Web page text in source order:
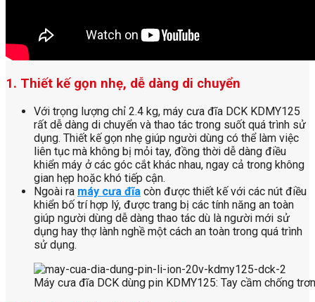
1. Thiết kế gọn nhẹ, dễ dàng di chuyển
Với trọng lượng chỉ 2.4 kg, máy cưa đĩa DCK KDMY125
rất dễ dàng di chuyển và thao tác trong suốt quá trình sử
dụng. Thiết kế gọn nhẹ giúp người dùng có thể làm việc
liên tục mà không bị mỏi tay, đồng thời dễ dàng điều
khiển máy ở các góc cắt khác nhau, ngay cả trong không
gian hẹp hoặc khó tiếp cận.
Ngoài ra máy cưa đĩa còn được thiết kế với các nút điều
khiển bố trí hợp lý, được trang bị các tính năng an toàn
giúp người dùng dễ dàng thao tác dù là người mới sử
dụng hay thợ lành nghề một cách an toàn trong quá trình
sử dụng.
Máy cưa đĩa DCK dùng pin KDMY125: Tay cầm chống